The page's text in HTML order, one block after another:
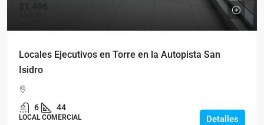
$1,496
Locales Ejecutivos en Torre en la Autopista San
Isidro
6 44
LOCAL COMERCIAL Detalles